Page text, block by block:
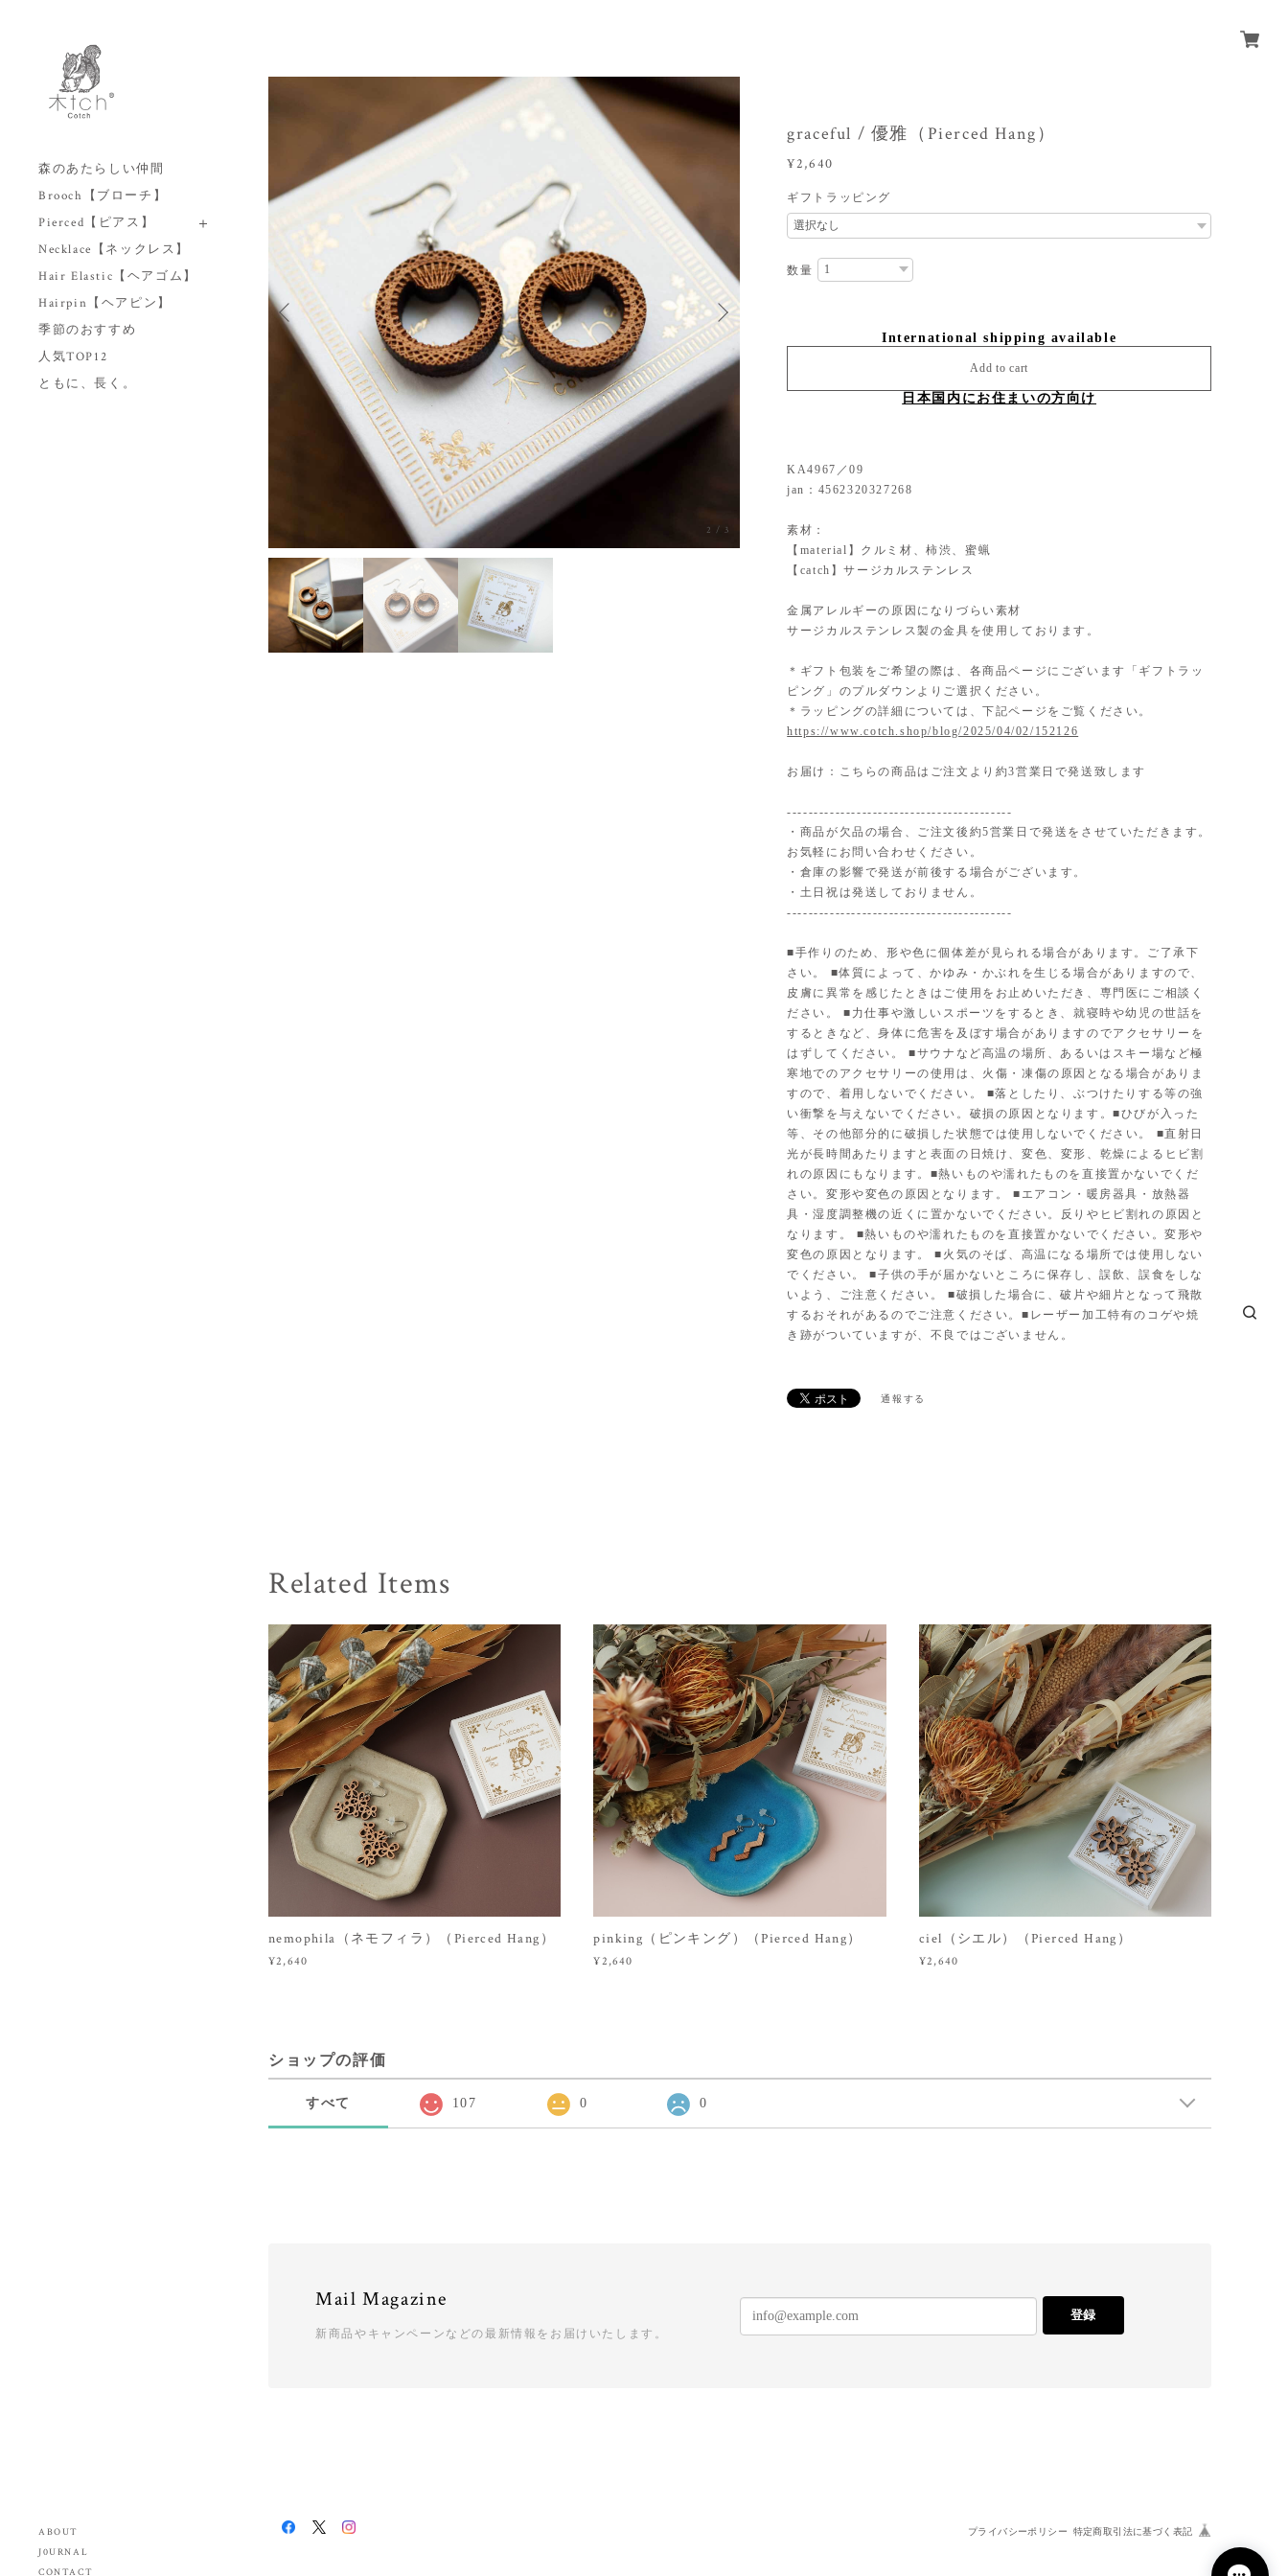
森のあたらしい仲間
Brooch【ブローチ】
Pierced【ピアス】
Necklace【ネックレス】
Hair Elastic【ヘアゴム】
Hairpin【ヘアピン】
季節のおすすめ
人気TOP12
ともに、長く。
ABOUT
J0URNAL
CONTACT
2 /3
graceful / 優雅（Pierced Hang）
¥2,640
ギフトラッピング
数量
International shipping available
Add to cart
日本国内にお住まいの方向け
KA4967／09
jan：4562320327268
素材：
【material】クルミ材、柿渋、蜜蝋
【catch】サージカルステンレス
金属アレルギーの原因になりづらい素材
サージカルステンレス製の金具を使用しております。
＊ギフト包装をご希望の際は、各商品ページにございます「ギフトラッ
ピング」のプルダウンよりご選択ください。
＊ラッピングの詳細については、下記ページをご覧ください。
https://www.cotch.shop/blog/2025/04/02/152126
お届け：こちらの商品はご注文より約3営業日で発送致します
------------------------------------------
・商品が欠品の場合、ご注文後約5営業日で発送をさせていただきます。
お気軽にお問い合わせください。
・倉庫の影響で発送が前後する場合がございます。
・土日祝は発送しておりません。
------------------------------------------
■手作りのため、形や色に個体差が見られる場合があります。ご了承下
さい。 ■体質によって、かゆみ・かぶれを生じる場合がありますので、
皮膚に異常を感じたときはご使用をお止めいただき、専門医にご相談く
ださい。 ■力仕事や激しいスポーツをするとき、就寝時や幼児の世話を
するときなど、身体に危害を及ぼす場合がありますのでアクセサリーを
はずしてください。 ■サウナなど高温の場所、あるいはスキー場など極
寒地でのアクセサリーの使用は、火傷・凍傷の原因となる場合がありま
すので、着用しないでください。 ■落としたり、ぶつけたりする等の強
い衝撃を与えないでください。破損の原因となります。■ひびが入った
等、その他部分的に破損した状態では使用しないでください。 ■直射日
光が長時間あたりますと表面の日焼け、変色、変形、乾燥によるヒビ割
れの原因にもなります。■熱いものや濡れたものを直接置かないでくだ
さい。変形や変色の原因となります。 ■エアコン・暖房器具・放熱器
具・湿度調整機の近くに置かないでください。反りやヒビ割れの原因と
なります。 ■熱いものや濡れたものを直接置かないでください。変形や
変色の原因となります。 ■火気のそば、高温になる場所では使用しない
でください。 ■子供の手が届かないところに保存し、誤飲、誤食をしな
いよう、ご注意ください。 ■破損した場合に、破片や細片となって飛散
するおそれがあるのでご注意ください。■レーザー加工特有のコゲや焼
き跡がついていますが、不良ではございません。
通報する
Related Items
nemophila（ネモフィラ）（Pierced Hang）
¥2,640
pinking（ピンキング）（Pierced Hang）
¥2,640
ciel（シエル）（Pierced Hang）
¥2,640
ショップの評価
すべて 107 0 0
Mail Magazine
新商品やキャンペーンなどの最新情報をお届けいたします。
登録
プライバシーポリシー 特定商取引法に基づく表記